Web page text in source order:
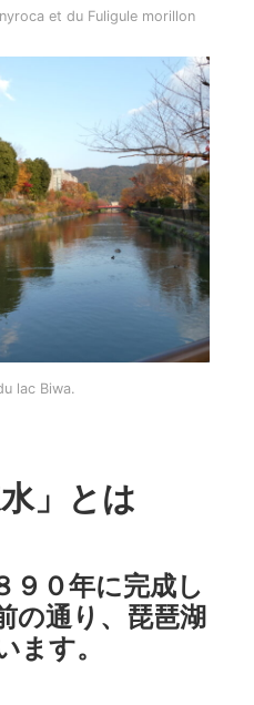
et du Fuligule morillon
lac Biwa.
」とは
９０年に完成し
の通り、琵琶湖
ます。